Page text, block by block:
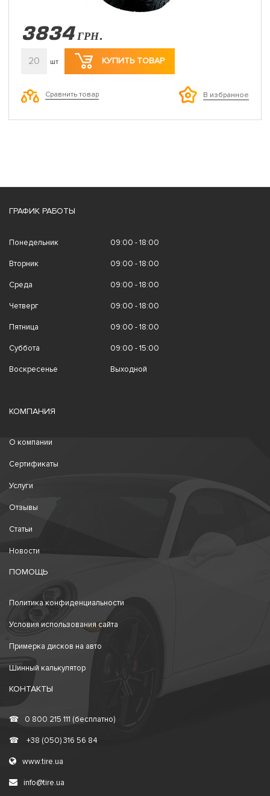
3834 ГРН.
20 шт КУПИТЬ ТОВАР
Сравнить товар В избранное
ГРАФИК РАБОТЫ
Понедельник 09:00 - 18:00
Вторник 09:00 - 18:00
Среда 09:00 - 18:00
Четверг 09:00 - 18:00
Пятница 09:00 - 18:00
Суббота 09:00 - 15:00
Воскресенье Выходной
КОМПАНИЯ
О компании
Сертификаты
Услуги
Отзывы
Статьи
Новости
ПОМОЩЬ
Политика конфиденциальности
Условия использования сайта
Примерка дисков на авто
Шинный калькулятор
КОНТАКТЫ
☎ 0 800 215 111 (бесплатно)
☎ +38 (050) 316 56 84
www.tire.ua
info@tire.ua